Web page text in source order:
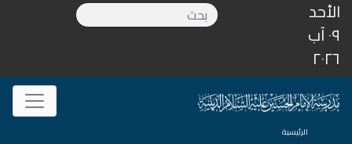
الأحد
٠٩ آب
٢٠٢٦
الرئيسية